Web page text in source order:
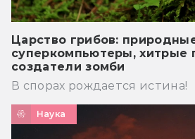
Царство грибов:
суперкомпьютеры, хитрые
создатели зомби
В спорах рождается истина!
Наука